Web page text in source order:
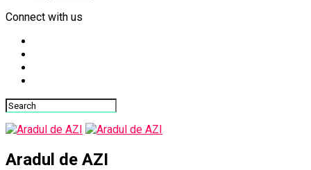
Connect with us
Aradul de AZI